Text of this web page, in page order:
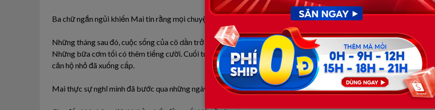
Ba chữ ngắn ngủi khiến Mai tin rằng mọi chuyện đã khép lại.
Những tháng sau đó, cuộc sống của cô dần trở lại quỹ đạo. Hai vợ chồng học cách lắng nghe nhau nhiều hơn.
Những bữa cơm tối có thêm tiếng cười. Cuối tuần họ cùng về thăm bố mẹ hai bên, cùng lên kế hoạch sửa lại
căn hộ nhỏ đã xuống cấp.
Mai thực sự nghĩ mình đã bước qua những ngày tăm tối.